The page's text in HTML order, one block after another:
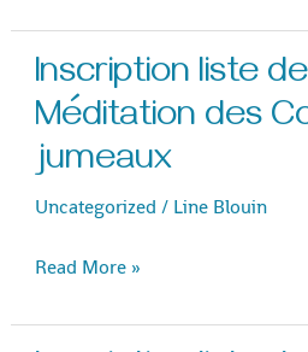
Inscription liste
Méditation des
jumeaux
Uncategorized / Line Blouin
Inscription
liste
de
rappels
–
des
Read More »